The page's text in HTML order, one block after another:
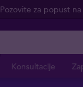
Pozovite za popust
Konsultacije